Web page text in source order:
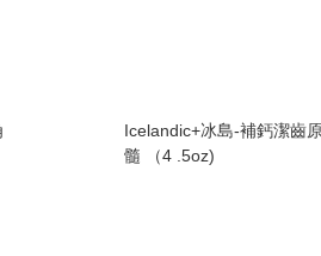
Icelandic+冰島-補鈣潔齒
髓 （4 .5oz)